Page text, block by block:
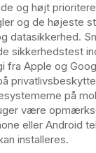
og højt
og de højeste
datasikkerhed.
sikkerhedstest
fra Apple og
på
være
eller Android
installeres.